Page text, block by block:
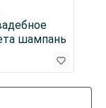
цвета шампань